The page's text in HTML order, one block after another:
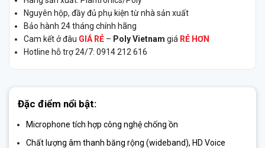
Nguyên hộp, đầy đủ phụ kiện từ nhà sản xuất
Bảo hành 24 tháng chính hãng
Cam kết ở đâu GIÁ RẺ – Poly Vietnam giá RẺ HƠN
Hotline hỗ trợ 24/7: 0914 212 616
Đặc điểm nổi bật:
Microphone tích hợp công nghệ chống ồn
Chất lượng âm thanh băng rộng (wideband), HD Voice